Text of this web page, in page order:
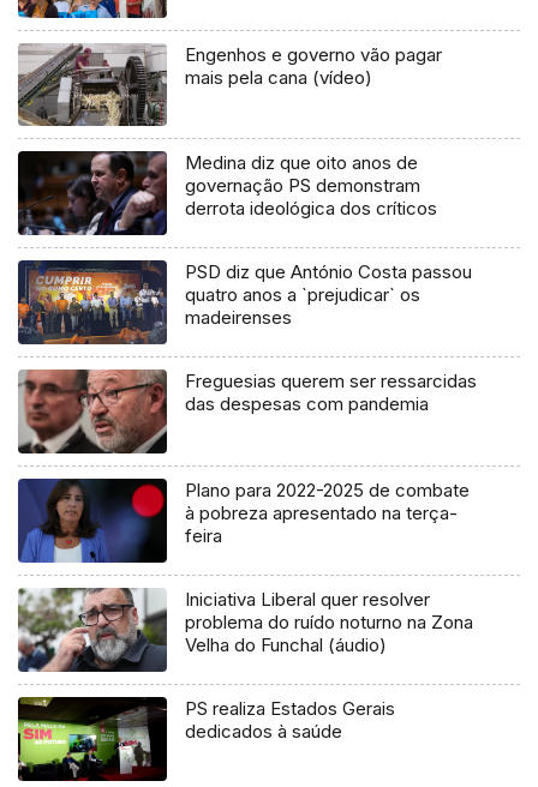
Engenhos e governo vão pagar
mais pela cana (vídeo)
Medina diz que oito anos de
governação PS demonstram
derrota ideológica dos críticos
PSD diz que António Costa passou
quatro anos a `prejudicar` os
madeirenses
Freguesias querem ser ressarcidas
das despesas com pandemia
Plano para 2022-2025 de combate
à pobreza apresentado na terça-
feira
Iniciativa Liberal quer resolver
problema do ruído noturno na Zona
Velha do Funchal (áudio)
PS realiza Estados Gerais
dedicados à saúde